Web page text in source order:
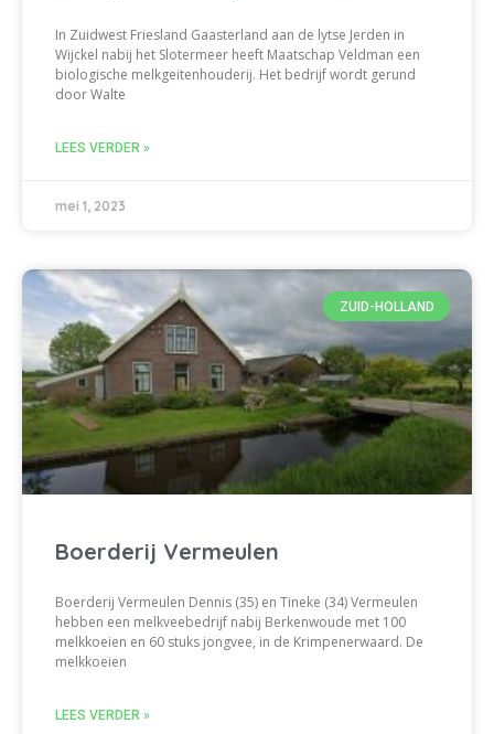
In Zuidwest Friesland Gaasterland aan de lytse Jerden in
Wijckel nabij het Slotermeer heeft Maatschap Veldman een
biologische melkgeitenhouderij. Het bedrijf wordt gerund
door Walte
LEES VERDER »
mei 1, 2023
ZUID-HOLLAND
Boerderij Vermeulen
Boerderij Vermeulen Dennis (35) en Tineke (34) Vermeulen
hebben een melkveebedrijf nabij Berkenwoude met 100
melkkoeien en 60 stuks jongvee, in de Krimpenerwaard. De
melkkoeien
LEES VERDER »